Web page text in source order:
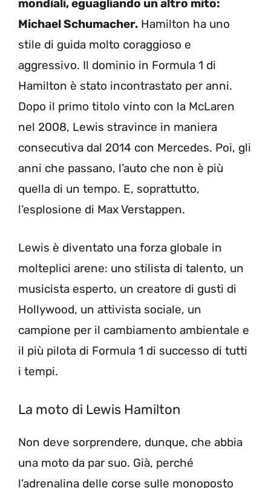
mondiali, eguagliando un altro mito:
Michael Schumacher. Hamilton ha uno
stile di guida molto coraggioso e
aggressivo. Il dominio in Formula 1 di
Hamilton è stato incontrastato per anni.
Dopo il primo titolo vinto con la McLaren
nel 2008, Lewis stravince in maniera
consecutiva dal 2014 con Mercedes. Poi, gli
anni che passano, l’auto che non è più
quella di un tempo. E, soprattutto,
l’esplosione di Max Verstappen.
Lewis è diventato una forza globale in
molteplici arene: uno stilista di talento, un
musicista esperto, un creatore di gusti di
Hollywood, un attivista sociale, un
campione per il cambiamento ambientale e
il più pilota di Formula 1 di successo di tutti
i tempi.
La moto di Lewis Hamilton
Non deve sorprendere, dunque, che abbia
una moto da par suo. Già, perché
l’adrenalina delle corse sulle monoposto